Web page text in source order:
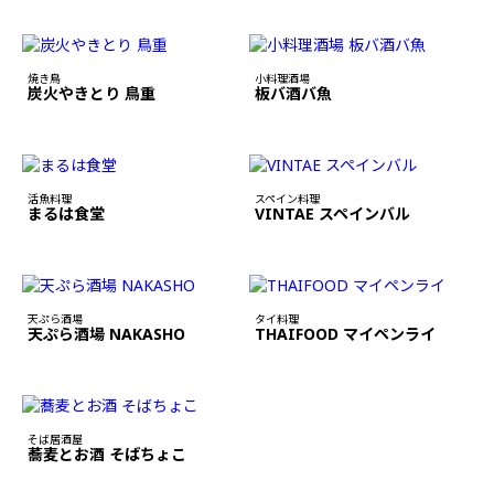
焼き鳥
炭火やきとり 鳥重
小料理酒場
板バ酒バ魚
活魚料理
まるは食堂
スペイン料理
VINTAE スペインバル
天ぷら酒場
天ぷら酒場 NAKASHO
タイ料理
THAIFOOD マイペンライ
そば居酒屋
蕎麦とお酒 そばちょこ